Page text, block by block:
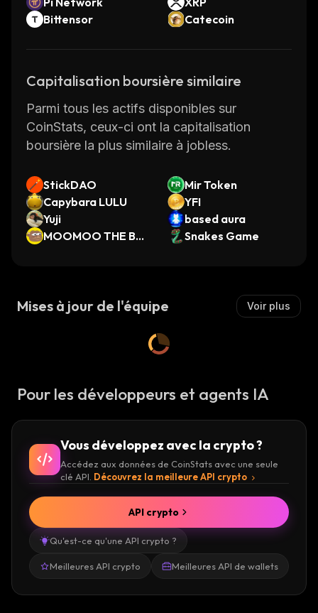
Bittensor
Catecoin
Capitalisation boursière similaire
Parmi tous les actifs disponibles sur
CoinStats, ceux-ci ont la capitalisation
boursière la plus similaire à jobless.
StickDAO
Mir Token
Capybara LULU
YFI
Yuji
based aura
MOOMOO THE BUL
Snakes Game
Mises à jour de l'équipe Voir plus
Pour les développeurs et agents IA
Vous développez avec la crypto ?
Accédez aux données de CoinStats avec une seule
clé API. Découvrez la meilleure API crypto
Qu'est-ce qu'une API crypto ?
Meilleures API crypto Meilleures API de wallets
API crypto